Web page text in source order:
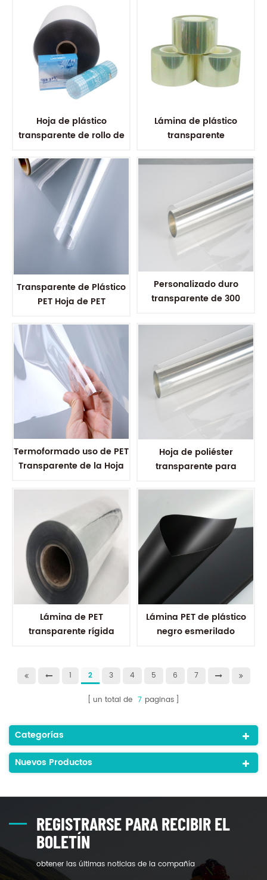
mm
Hoja de plástico
transparente de rollo de
encargo de suministro
directo de fábrica para
formación al vacío
Lámina de plástico
transparente
película rígida
transparente para
mascotas
Transparente de Plástico
PET Hoja de PET
de 0.5 mm de Espesor de
UNA Hoja de
Personalizado duro
transparente de 300
rollo de la hoja de
embalaje de plástico
Termoformado uso de PET
Transparente de la Hoja
Hoja de poliéster
transparente para
Lámina de PET
transparente rígida
vacío
Lámina PET de plástico
negro esmerilado
termoformado
1 2 3 4 5 6 7
un total de 7 paginas
Categorías
Nuevos Productos
REGISTRARSE PARA RECIBIR EL
BOLETÍN
obtener las últimas noticias de la compañía